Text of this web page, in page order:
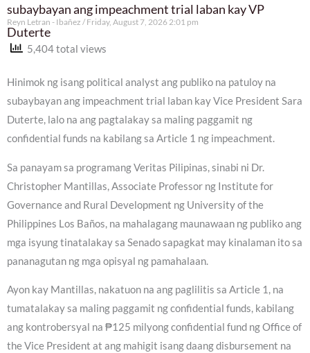
subaybayan ang impeachment trial laban kay VP
Duterte
Reyn Letran - Ibañez Friday, August 7, 2026 2:01 pm
5,404 total views
Hinimok ng isang political analyst ang publiko na patuloy na
subaybayan ang impeachment trial laban kay Vice President Sara
Duterte, lalo na ang pagtalakay sa maling paggamit ng
confidential funds na kabilang sa Article 1 ng impeachment.
Sa panayam sa programang Veritas Pilipinas, sinabi ni Dr.
Christopher Mantillas, Associate Professor ng Institute for
Governance and Rural Development ng University of the
Philippines Los Baños, na mahalagang maunawaan ng publiko ang
mga isyung tinatalakay sa Senado sapagkat may kinalaman ito sa
pananagutan ng mga opisyal ng pamahalaan.
Ayon kay Mantillas, nakatuon na ang paglilitis sa Article 1, na
tumatalakay sa maling paggamit ng confidential funds, kabilang
ang kontrobersyal na ₱125 milyong confidential fund ng Office of
the Vice President at ang mahigit isang daang disbursement na